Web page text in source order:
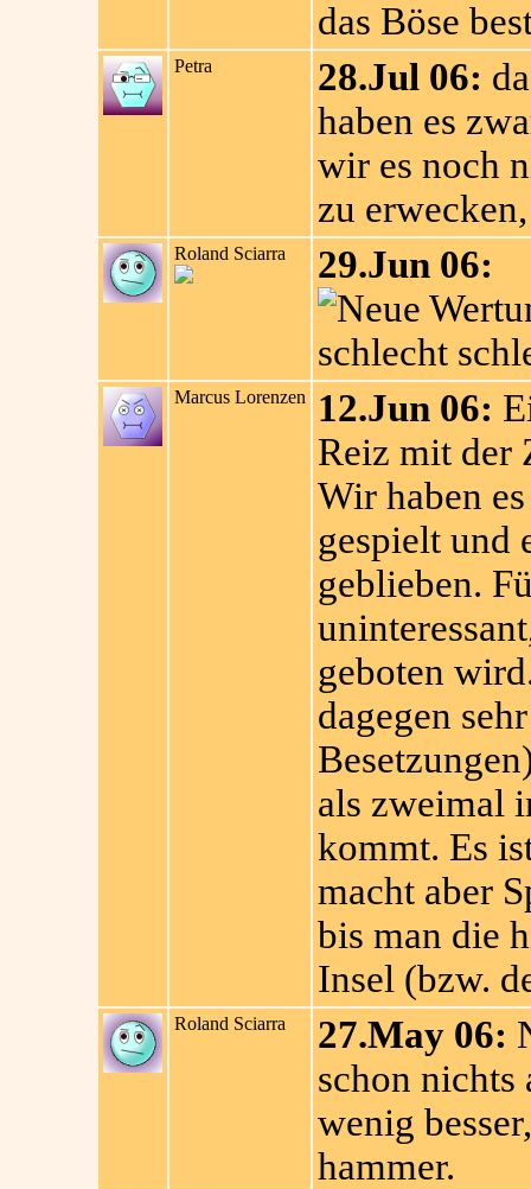
das Böse
Petra 28.Jul 06:
haben es
wir es noch
zu
Roland Sciarra 29.Jun 06:
schlecht
Marcus Lorenzen 12.Jun 06:
Reiz mit der
Wir haben
gespielt und
geblieben.
geboten
dagegen
als zweimal
kommt. Es
macht aber
bis man die
Insel (bzw.
Roland Sciarra 27.May 06:
schon nichts
wenig
hammer.